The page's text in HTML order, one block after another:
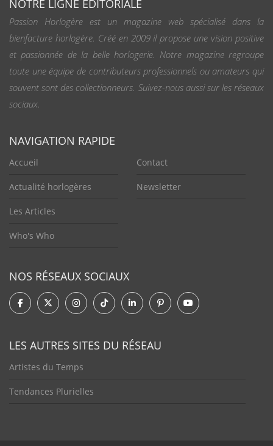
NOTRE LIGNE ÉDITORIALE
Passion Horlogère est un magazine web spécialisé dans la
bienfacture horlogère. Créé en 2009 il propose une vision positive
et passionnée de la belle horlogerie. Notre magazine regroupe
toute une équipe de contributeurs professionnels ou amateurs qui
souvent sont des collectionneurs. Suivez-nous aussi sur les réseaux
sociaux.
NAVIGATION RAPIDE
Accueil
Actualité horlogères
Les Articles
Who's Who
Contact
Newsletter
NOS RÉSEAUX SOCIAUX
LES AUTRES SITES DU RÉSEAU
Artistes du Temps
Tendances Plurielles